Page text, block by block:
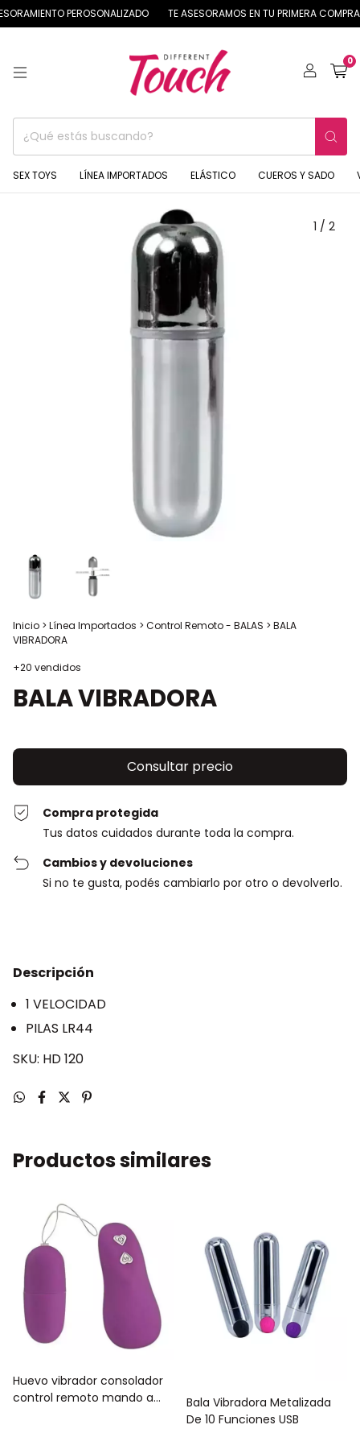
PEROSONALIZADO TE ASESORAMOS EN TU PRIMERA COMPRA
0
SEX TOYS LÍNEA IMPORTADOS ELÁSTICO CUEROS Y SADO
1 / 2
Inicio > Línea Importados > Control Remoto - BALAS > BALA
VIBRADORA
+20 vendidos
BALA VIBRADORA
Compra protegida
Tus datos cuidados durante toda la compra.
Cambios y devoluciones
Si no te gusta, podés cambiarlo por otro o devolverlo.
Descripción
1 VELOCIDAD
PILAS LR44
SKU: HD 120
Productos similares
Huevo vibrador consolador
control remoto mando a
Bala Vibradora Metalizada
De 10 Funciones USB